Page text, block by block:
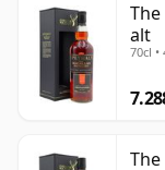
alt
70cl •